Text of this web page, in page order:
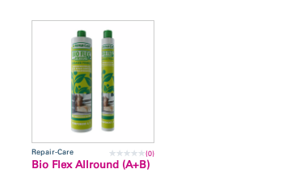
Repair-Care (0)
Bio Flex Allround (A+B)